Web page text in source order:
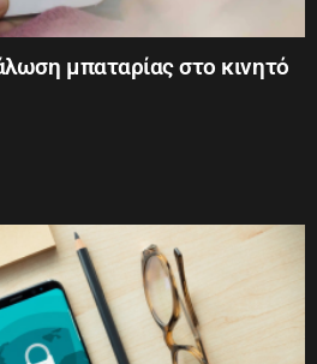
μπαταρίας στο κινητό